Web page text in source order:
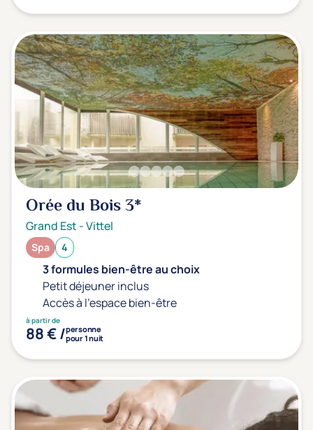
Orée du Bois3*
Grand Est -Vittel
Spa 4
3 formules bien-être au choix
Petit déjeuner inclus
Accès à l'espace bien-être
à partir de
88 € /personne
pour 1 nuit